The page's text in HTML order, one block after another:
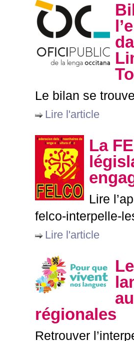
Le bilan se
Lire l'article
La
Lire
felco-interpelle-
Lire l'article
régionales
Retrouver